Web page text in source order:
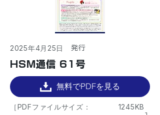
2025年4月25日 ​発行
HSM通信 61号
無料でPDFを見る
［PDFファイルサイズ： 1245KB